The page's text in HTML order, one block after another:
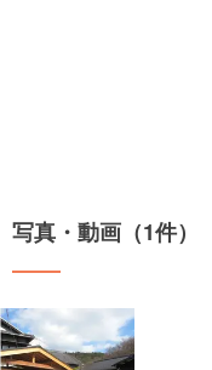
写真・動画（1件）